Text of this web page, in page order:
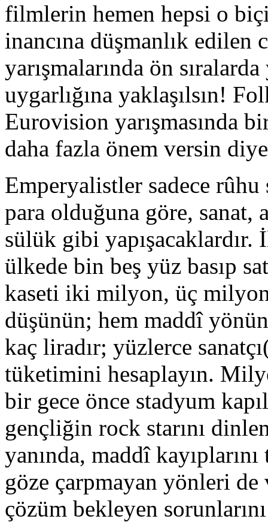
filmlerin hemen hepsi o
inancına düşmanlık
yarışmalarında ön
uygarlığına yaklaşılsın!
Eurovision yarışmasında
daha fazla önem versin
Emperyalistler sadece
para olduğuna göre, sanat,
sülük gibi
ülkede bin beş yüz basıp
kaseti iki milyon, üç
düşünün; hem maddî
kaç liradır; yüzlerce
tüketimini hesaplayın.
bir gece önce stadyum
gençliğin rock starını
yanında, maddî
göze çarpmayan yönleri
çözüm bekleyen